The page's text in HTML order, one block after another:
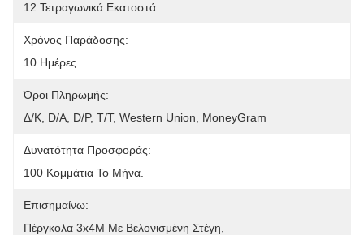
12 Τετραγωνικά Εκατοστά
Χρόνος Παράδοσης:
10 Ημέρες
Όροι Πληρωμής:
Δ/Κ, D/Α, D/P, T/T, Western Union, MoneyGram
Δυνατότητα Προσφοράς:
100 Κομμάτια Το Μήνα.
Επισημαίνω:
Πέργκολα 3x4M Με Βελονισμένη Στέγη